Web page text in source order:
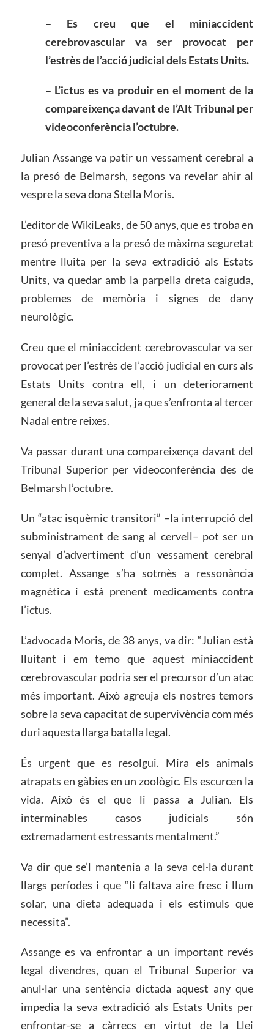
– Es creu que el miniaccident
cerebrovascular va ser provocat per
l’estrès de l’acció judicial dels Estats Units.
– L’ictus es va produir en el moment de la
compareixença davant de l’Alt Tribunal per
videoconferència l’octubre.
Julian Assange va patir un vessament cerebral a
la presó de Belmarsh, segons va revelar ahir al
vespre la seva dona Stella Moris.
L’editor de WikiLeaks, de 50 anys, que es troba en
presó preventiva a la presó de màxima seguretat
mentre lluita per la seva extradició als Estats
Units, va quedar amb la parpella dreta caiguda,
problemes de memòria i signes de dany
neurològic.
Creu que el miniaccident cerebrovascular va ser
provocat per l’estrès de l’acció judicial en curs als
Estats Units contra ell, i un deteriorament
general de la seva salut, ja que s’enfronta al tercer
Nadal entre reixes.
Va passar durant una compareixença davant del
Tribunal Superior per videoconferència des de
Belmarsh l’octubre.
Un “atac isquèmic transitori” –la interrupció del
subministrament de sang al cervell– pot ser un
senyal d’advertiment d’un vessament cerebral
complet. Assange s’ha sotmès a ressonància
magnètica i està prenent medicaments contra
l’ictus.
L’advocada Moris, de 38 anys, va dir: “Julian està
lluitant i em temo que aquest miniaccident
cerebrovascular podria ser el precursor d’un atac
més important. Això agreuja els nostres temors
sobre la seva capacitat de supervivència com més
duri aquesta llarga batalla legal.
És urgent que es resolgui. Mira els animals
atrapats en gàbies en un zoològic. Els escurcen la
vida. Això és el que li passa a Julian. Els
interminables casos judicials són
extremadament estressants mentalment.”
Va dir que se’l mantenia a la seva cel·la durant
llargs períodes i que “li faltava aire fresc i llum
solar, una dieta adequada i els estímuls que
necessita”.
Assange es va enfrontar a un important revés
legal divendres, quan el Tribunal Superior va
anul·lar una sentència dictada aquest any que
impedia la seva extradició als Estats Units per
enfrontar-se a càrrecs en virtut de la Llei